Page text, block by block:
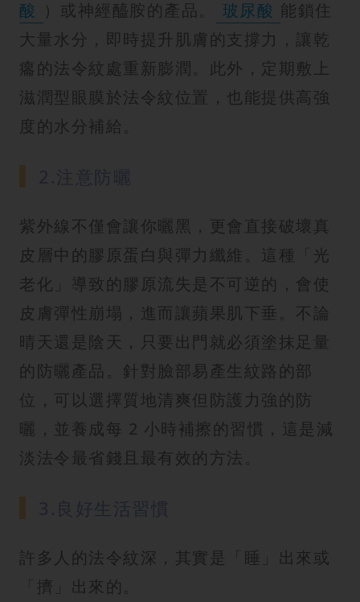
酸 ）或神經醯胺的產品。 玻尿酸 能鎖住
大量水分，即時提升肌膚的支撐力，讓乾
癟的法令紋處重新膨潤。此外，定期敷上
滋潤型眼膜於法令紋位置，也能提供高強
度的水分補給。
紫外線不僅會讓你曬黑，更會直接破壞真
皮層中的膠原蛋白與彈力纖維。這種「光
老化」導致的膠原流失是不可逆的，會使
皮膚彈性崩塌，進而讓蘋果肌下垂。不論
晴天還是陰天，只要出門就必須塗抹足量
的防曬產品。針對臉部易產生紋路的部
位，可以選擇質地清爽但防護力強的防
曬，並養成每 2 小時補擦的習慣，這是減
淡法令最省錢且最有效的方法。
許多人的法令紋深，其實是「睡」出來或
「擠」出來的。